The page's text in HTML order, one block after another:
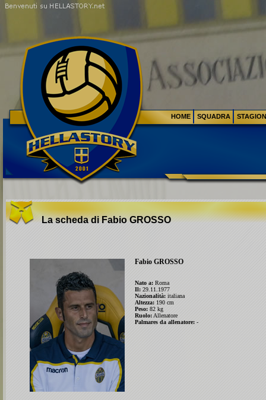
La scheda di FabioGROSSO
Fabio GROSSO
Nato a: Roma
Il: 29.11.1977
Nazionalità: italiana
Altezza: 190 cm
Peso: 82 kg
Ruolo:Allenatore
Palmares da allenatore: -
HOME SQUADRA